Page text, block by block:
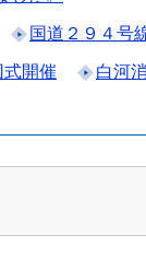
国道２９４号
開催 白河